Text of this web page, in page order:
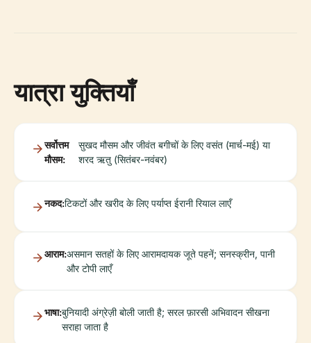
यात्रा युक्तियाँ
सर्वोत्तम
मौसम:
सुखद मौसम और जीवंत बगीचों के लिए वसंत (मार्च-मई) या
शरद ऋतु (सितंबर-नवंबर)
नकद:टिकटों और खरीद के लिए पर्याप्त ईरानी रियाल लाएँ
आराम:असमान सतहों के लिए आरामदायक जूते पहनें; सनस्क्रीन, पानी
और टोपी लाएँ
भाषा:बुनियादी अंग्रेज़ी बोली जाती है; सरल फ़ारसी अभिवादन सीखना
सराहा जाता है